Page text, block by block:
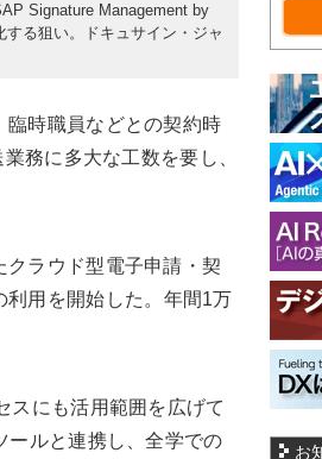
Signature Management by
る狙い。ドキュサイン・ジャ
時職員などとの契約時
務に多大な工数を要し、
ラウド型電子申請・契
用を開始した。年間1万
にも活用範囲を広げて
ールと連携し、全学での
お